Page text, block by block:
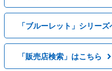
「ブルーレット」シリーズ
「販売店検索」はこちら